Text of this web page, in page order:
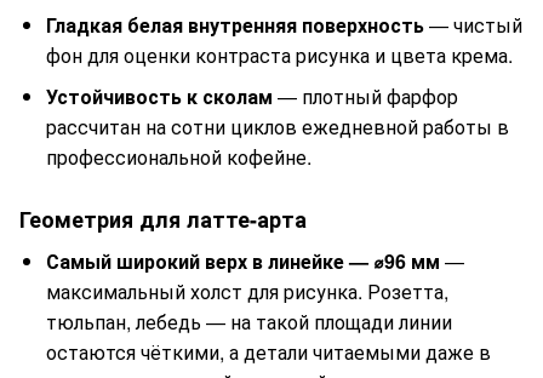
Гладкая белая внутренняя поверхность— чистый
фон для оценки контраста рисунка и цвета крема.
Устойчивость к сколам — плотный фарфор
рассчитан на сотни циклов ежедневной работы в
профессиональной кофейне.
Геометрия для латте-арта
Самый широкий верх в линейке — ⌀96 мм —
максимальный холст для рисунка. Розетта,
тюльпан, лебедь — на такой площади линии
остаются чёткими, а детали читаемыми даже в